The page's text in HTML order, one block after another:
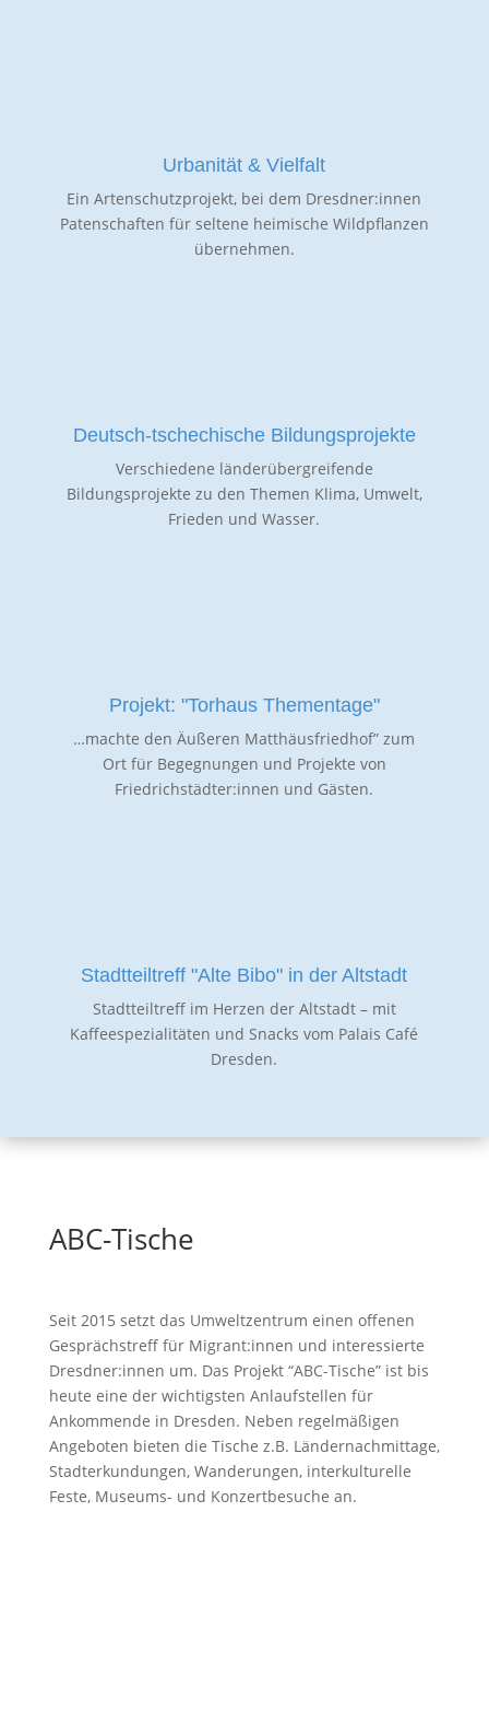
Urbanität & Vielfalt
Ein Artenschutzprojekt, bei dem Dresdner:innen
Patenschaften für seltene heimische Wildpflanzen
übernehmen.
Deutsch-tschechische Bildungsprojekte
Verschiedene länderübergreifende
Bildungsprojekte zu den Themen Klima, Umwelt,
Frieden und Wasser.
Projekt: "Torhaus Thementage"
…machte den Äußeren Matthäusfriedhof” zum
Ort für Begegnungen und Projekte von
Friedrichstädter:innen und Gästen.
Stadtteiltreff "Alte Bibo" in der Altstadt
Stadtteiltreff im Herzen der Altstadt – mit
Kaffeespezialitäten und Snacks vom Palais Café
Dresden.
ABC-Tische
Seit 2015 setzt das Umweltzentrum einen offenen
Gesprächstreff für Migrant:innen und interessierte
Dresdner:innen um. Das Projekt “ABC-Tische” ist bis
heute eine der wichtigsten Anlaufstellen für
Ankommende in Dresden. Neben regelmäßigen
Angeboten bieten die Tische z.B. Ländernachmittage,
Stadterkundungen, Wanderungen, interkulturelle
Feste, Museums- und Konzertbesuche an.